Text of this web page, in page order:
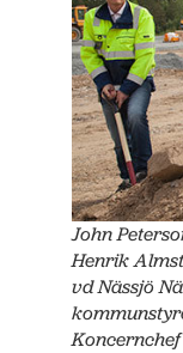
John
Henrik
vd Nässjö